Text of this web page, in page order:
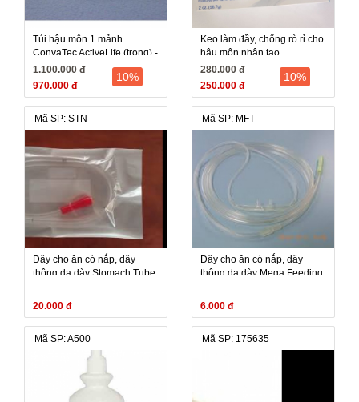
Túi hậu môn 1 mảnh
ConvaTec ActiveLife (trong) -
UK, hộp 10 cái
1.100.000 đ
970.000 đ
10%
Keo làm đầy, chống rò rỉ cho
hậu môn nhân tạo
StomaHesive Paste
(ConvaTec)
280.000 đ
250.000 đ
10%
Mã SP: STN
Dây cho ăn có nắp, dây
thông dạ dày Stomach Tube
20.000 đ
Mã SP: MFT
Dây cho ăn có nắp, dây
thông dạ dày Mega Feeding
6.000 đ
Mã SP: A500 Mã SP: 175635